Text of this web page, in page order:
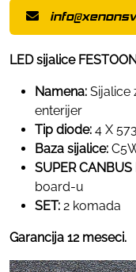
LED sijalice
Namena: Sijalice
enterijer
Tip diode: 4 X
Baza sijalice:
SUPER CANBUS
board-u
SET: 2 komada
Garancija 12 meseci.